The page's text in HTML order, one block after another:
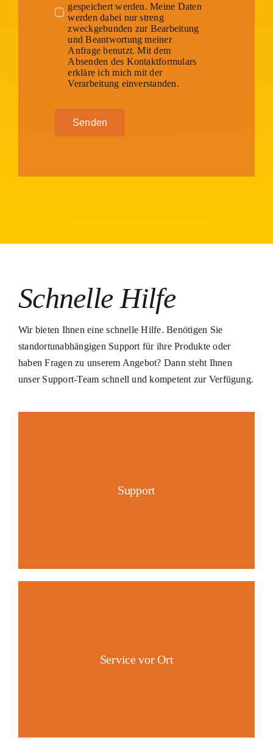
gespeichert werden. Meine Daten
werden dabei nur streng
zweckgebunden zur Bearbeitung
und Beantwortung meiner
Anfrage benutzt. Mit dem
Absenden des Kontaktformulars
erkläre ich mich mit der
Verarbeitung einverstanden.
Senden
Schnelle Hilfe
Wir bieten Ihnen eine schnelle Hilfe. Benötigen Sie
standortunabhängigen Support für ihre Produkte oder
haben Fragen zu unserem Angebot? Dann steht Ihnen
unser Support-Team schnell und kompetent zur Verfügung.
Support
Service vor Ort